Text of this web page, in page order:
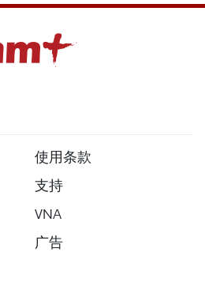
使用条款
支持
VNA
广告